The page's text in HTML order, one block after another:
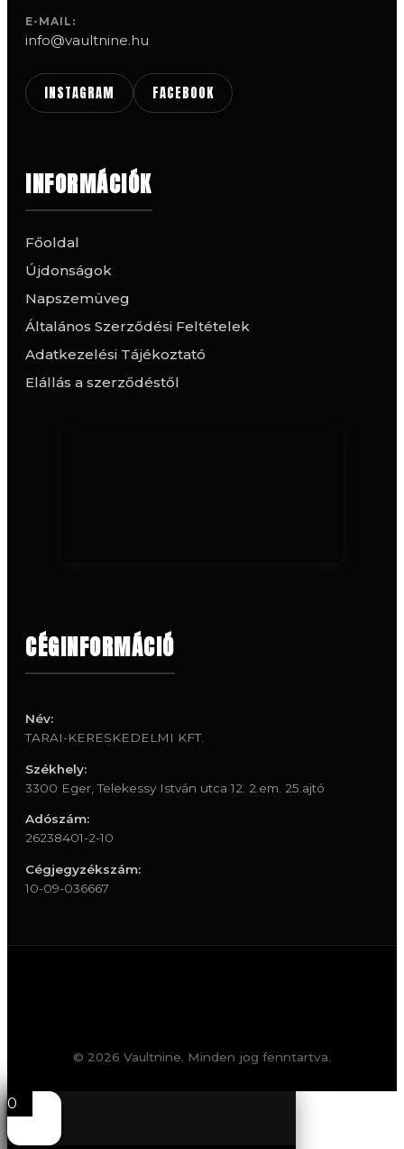
E-MAIL:
info@vaultnine.hu
INSTAGRAM FACEBOOK
INFORMÁCIÓK
Főoldal
Újdonságok
Napszemüveg
Általános Szerződési Feltételek
Adatkezelési Tájékoztató
Elállás a szerződéstől
CÉGINFORMÁCIÓ
Név:
TARAI-KERESKEDELMI KFT.
Székhely:
3300 Eger, Telekessy István utca 12. 2.em. 25.ajtó
Adószám:
26238401-2-10
Cégjegyzékszám:
10-09-036667
© 2026 Vaultnine. Minden jog fenntartva.
0